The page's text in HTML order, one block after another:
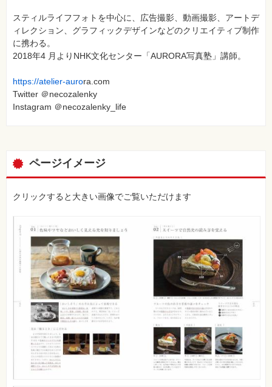
スティルライフフォトを中心に、広告撮影、動画撮影、アートデ
ィレクション、グラフィックデザインなどのクリエイティブ制作
に携わる。
2018年4 月よりNHK文化センター「AURORA写真塾」講師。
https://atelier-aurora.com
Twitter ＠necozalenky
Instagram ＠necozalenky_life
ページイメージ
クリックすると大きい画像でご覧いただけます